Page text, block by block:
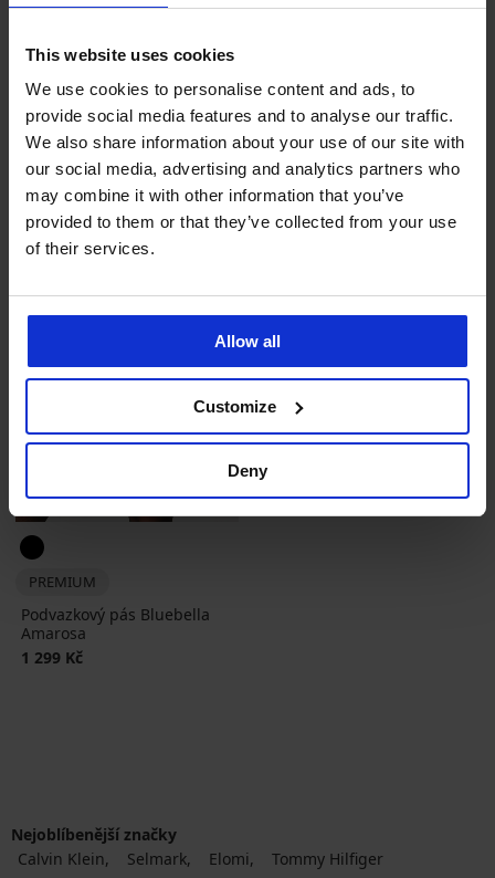
This website uses cookies
We use cookies to personalise content and ads, to
provide social media features and to analyse our traffic.
We also share information about your use of our site with
our social media, advertising and analytics partners who
may combine it with other information that you’ve
provided to them or that they’ve collected from your use
of their services.
Allow all
Customize
Deny
Spodní díl plavek Elomi Fiji
Falls
Sleva
330 Kč Původní cena
1 099 Kč
264 Kč
SUN20
Maluku Island
Sleva
699 Kč Původní cena
999 Kč
559 Kč
SUN20
LIMITED
PREMIUM
Podvazkový pás Bluebella
Amarosa
1 299 Kč
Nejoblíbenější značky
Calvin Klein
Selmark Elomi Tommy Hilfiger